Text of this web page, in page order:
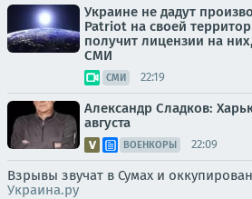
Украине не дадут
Patriot на своей
получит лицензии на
СМИ
СМИ 22:19
Александр Сладков:
августа
ВОЕНКОРЫ 22:09
Взрывы звучат в Сумах и
Украина.ру